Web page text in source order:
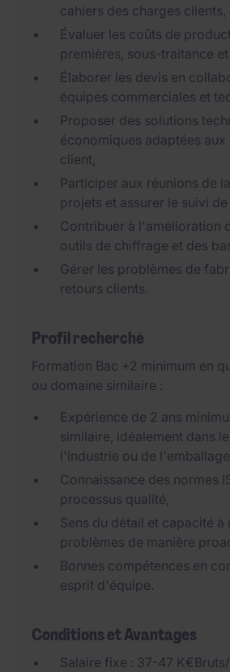
cahiers des charges clients,
Évaluer les coûts de
premières, sous-traitance
Élaborer les devis en
équipes commerciales et
Proposer des solutions
économiques adaptées aux
client,
Participer aux réunions de
projets et assurer le suivi
Contribuer à l'amélioration
outils de chiffrage et des
Gérer les problèmes de
retours clients.
Profil recherché
Formation Bac +2 minimum en
ou domaine similaire :
Expérience de 2 ans
similaire, idéalement dans
l'industrie ou de
Connaissance des normes
processus qualité,
Sens du détail et capacité à
problèmes de manière
Bonnes compétences en
esprit d'équipe.
Conditions et Avantages
Salaire fixe : 37-47